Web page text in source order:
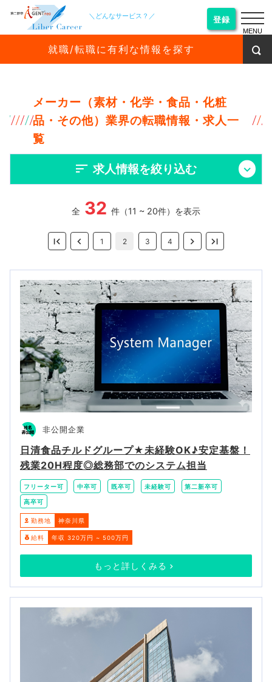
＼どんなサービス？／ 登録
就職/転職に有利な情報を探す
メーカー（素材・化学・食品・化粧
品・その他）業界の転職情報・求人一
覧
求人情報を絞り込む
全 32 件（11 ~ 20件）を表示
1 2 3 4
非公開企業
日清食品チルドグループ★未経験OK♪安定基盤！
残業20H程度◎総務部でのシステム担当
フリーター可 中卒可 既卒可 未経験可 第二新卒可
高卒可
勤務地 神奈川県
給料 年収 320万円 ~ 500万円
もっと詳しくみる
MENU